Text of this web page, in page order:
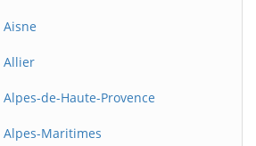
Allier
de-Haute-Provence
Maritimes